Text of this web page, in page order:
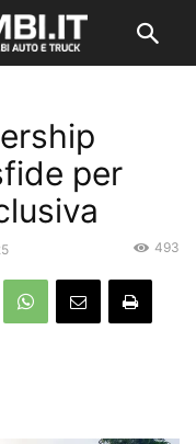
per
493